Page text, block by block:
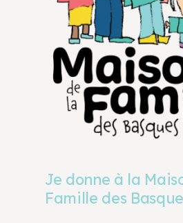
Je donne à la
Famille des